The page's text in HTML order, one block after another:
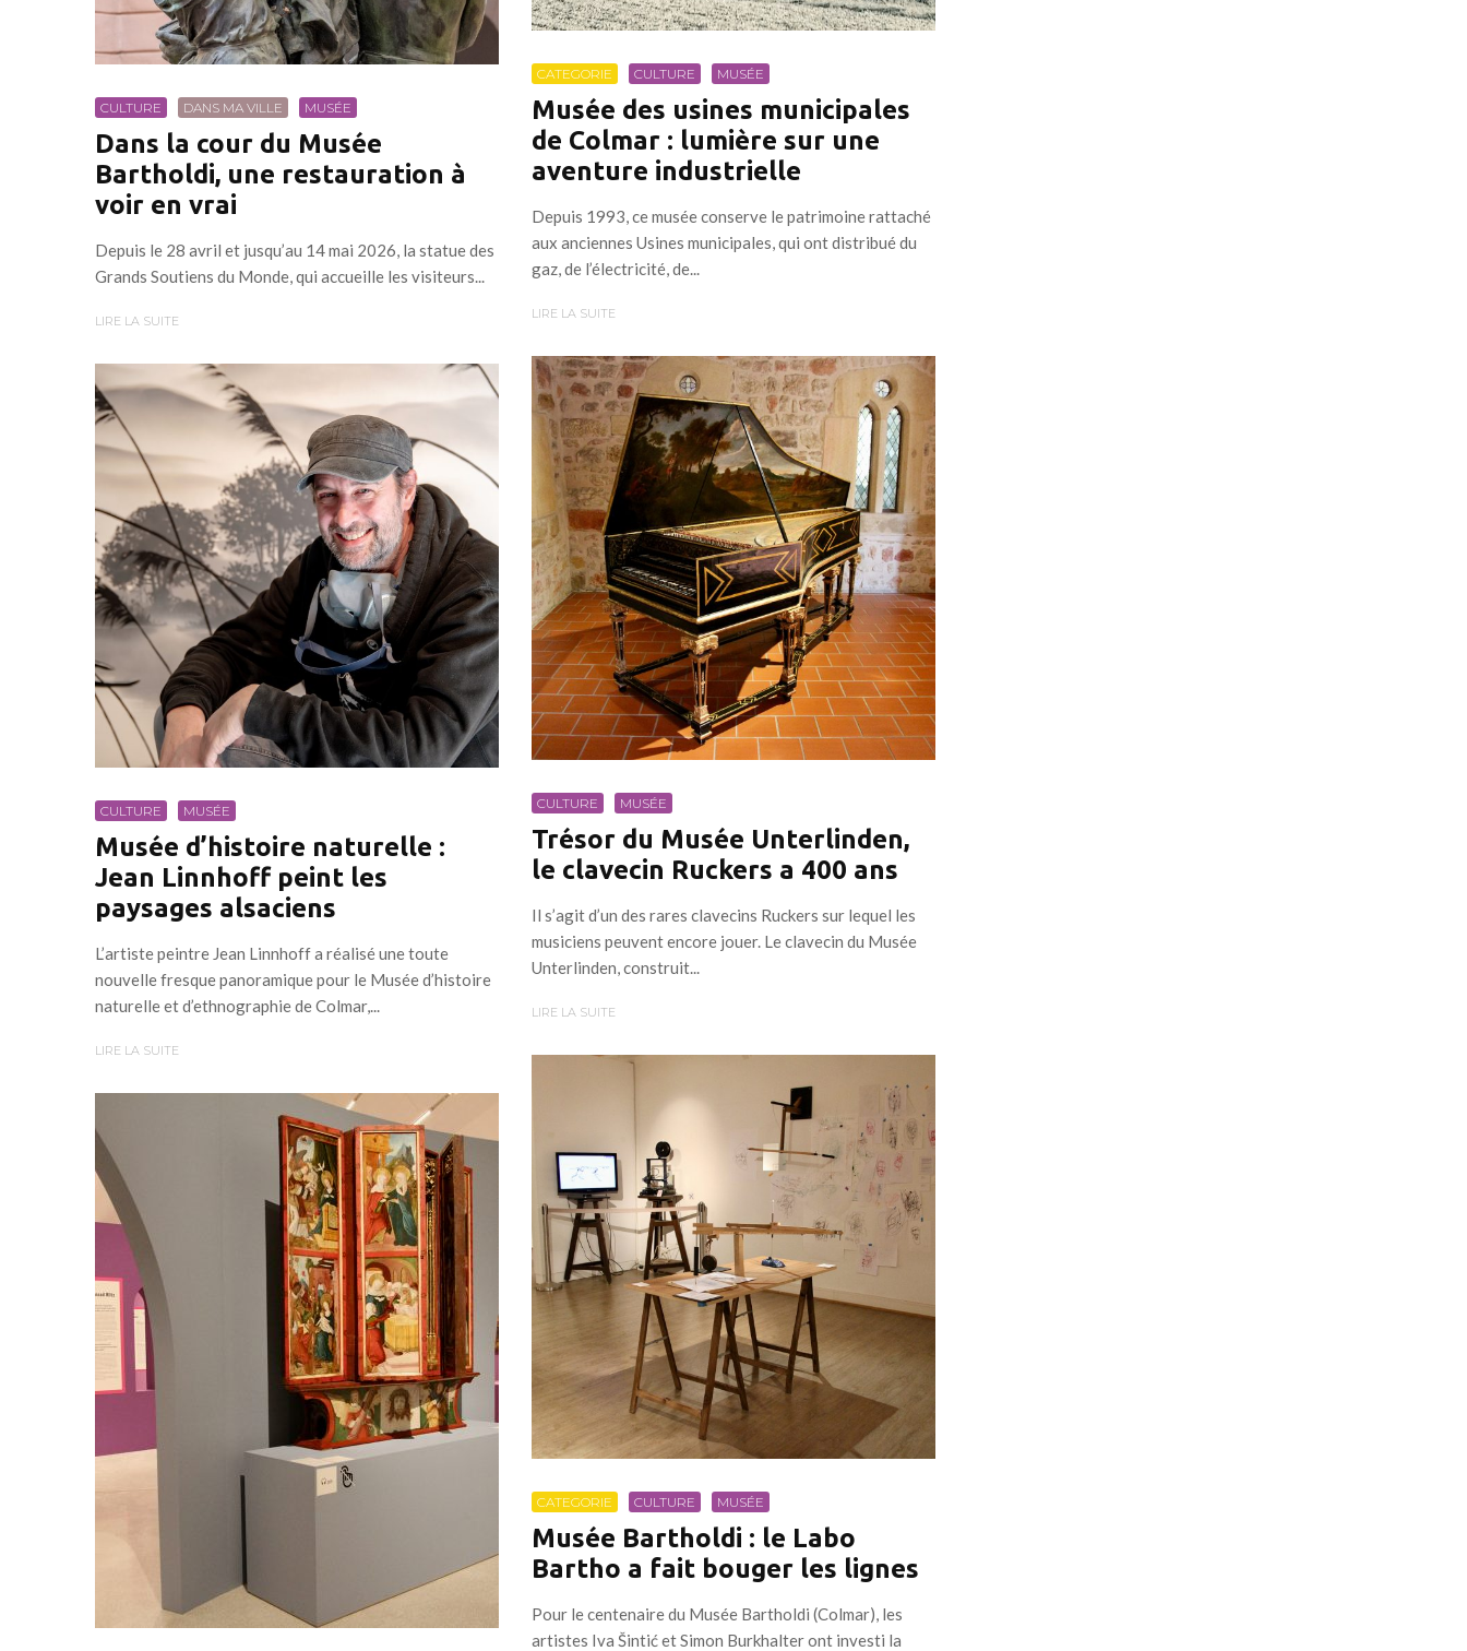
CULTURE DANS MA VILLE MUSÉE
Dans la cour du Musée
Bartholdi, une restauration à
voir en vrai
Depuis le 28 avril et jusqu’au 14 mai 2026, la statue des
Grands Soutiens du Monde, qui accueille les visiteurs...
LIRE LA SUITE
CULTURE MUSÉE
Musée d’histoire naturelle :
Jean Linnhoff peint les
paysages alsaciens
L’artiste peintre Jean Linnhoff a réalisé une toute
nouvelle fresque panoramique pour le Musée d’histoire
naturelle et d’ethnographie de Colmar,...
LIRE LA SUITE
CATEGORIE CULTURE MUSÉE
Musée des usines municipales
de Colmar : lumière sur une
aventure industrielle
Depuis 1993, ce musée conserve le patrimoine rattaché
aux anciennes Usines municipales, qui ont distribué du
gaz, de l’électricité, de...
LIRE LA SUITE
CULTURE MUSÉE
Trésor du Musée Unterlinden,
le clavecin Ruckers a 400 ans
Il s’agit d’un des rares clavecins Ruckers sur lequel les
musiciens peuvent encore jouer. Le clavecin du Musée
Unterlinden, construit...
LIRE LA SUITE
CATEGORIE CULTURE MUSÉE
Musée Bartholdi : le Labo
Bartho a fait bouger les lignes
Pour le centenaire du Musée Bartholdi (Colmar), les
artistes Iva Šintić et Simon Burkhalter ont investi la